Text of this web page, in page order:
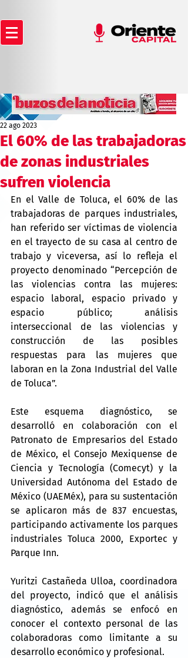
El 60% de las trabajadoras
de zonas industriales
sufren violencia
22 ago 2023
En el Valle de Toluca, el 60% de las
trabajadoras de parques industriales,
han referido ser víctimas de violencia
en el trayecto de su casa al centro de
trabajo y viceversa, así lo refleja el
proyecto denominado “Percepción de
las violencias contra las mujeres:
espacio laboral, espacio privado y
espacio público; análisis
interseccional de las violencias y
construcción de las posibles
respuestas para las mujeres que
laboran en la Zona Industrial del Valle
de Toluca”.
Este esquema diagnóstico, se
desarrolló en colaboración con el
Patronato de Empresarios del Estado
de México, el Consejo Mexiquense de
Ciencia y Tecnología (Comecyt) y la
Universidad Autónoma del Estado de
México (UAEMéx), para su sustentación
se aplicaron más de 837 encuestas,
participando activamente los parques
industriales Toluca 2000, Exportec y
Parque Inn.
Yuritzi Castañeda Ulloa, coordinadora
del proyecto, indicó que el análisis
diagnóstico, además se enfocó en
conocer el contexto personal de las
colaboradoras como limitante a su
desarrollo económico y profesional.